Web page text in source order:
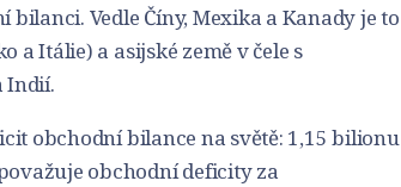
Vedle Číny, Mexika a Kanady je to
a Itálie) a asijské země v čele s
Indií.
obchodní bilance na světě: 1,15 bilionu
obchodní deficity za